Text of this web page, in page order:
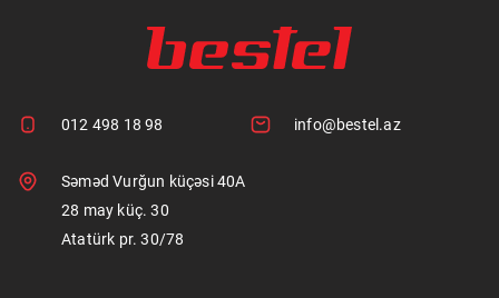
012 498 18 98 info@bestel.az
Səməd Vurğun küçəsi 40A
28 may küç. 30
Atatürk pr. 30/78